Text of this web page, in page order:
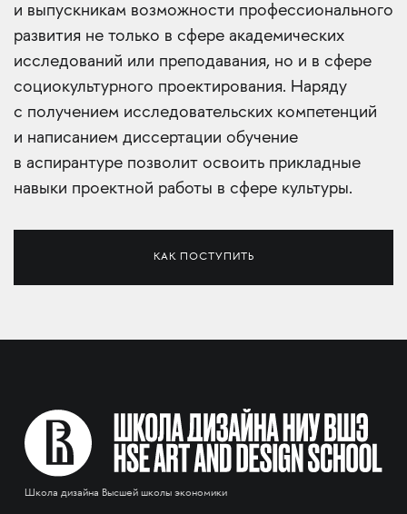
и выпускникам возможности профессионального
развития не только в сфере академических
исследований или преподавания, но и в сфере
социокультурного проектирования. Наряду
с получением исследовательских компетенций
и написанием диссертации обучение
в аспирантуре позволит освоить прикладные
навыки проектной работы в сфере культуры.
КАК ПОСТУПИТЬ
Школа дизайна Высшей школы экономики